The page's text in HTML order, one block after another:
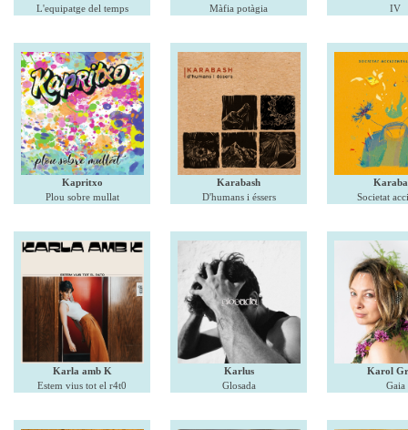
L'equipatge del temps
Màfia potàgia
IV
Kapritxo
Plou sobre mullat
Karabash
D'humans i éssers
Societat
Karla amb K
Estem vius tot el r4t0
Karlus
Glosada
Karol
Gaia